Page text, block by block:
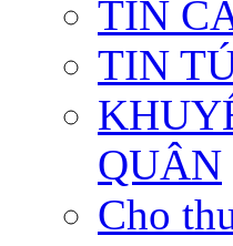
TIN
TIN
QUÂN
Cho